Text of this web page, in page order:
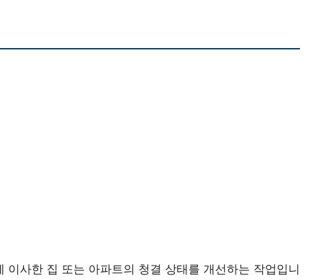
이사한 집 또는 아파트의 청결 상태를 개선하는 작업입니